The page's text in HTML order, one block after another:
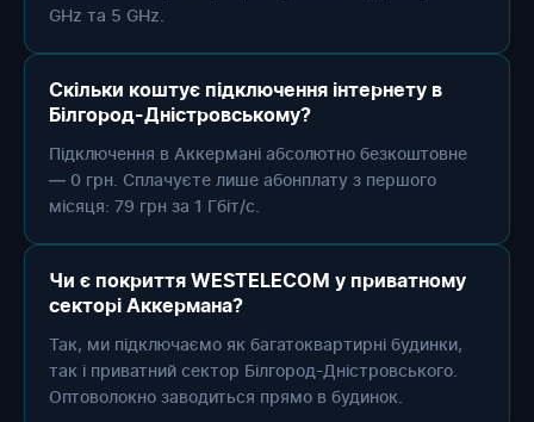
GHz та 5 GHz.
Скільки коштує підключення інтернету в
Білгород-Дністровському?
Підключення в Аккермані абсолютно безкоштовне
— 0 грн. Сплачуєте лише абонплату з першого
місяця: 79 грн за 1 Гбіт/с.
Чи є покриття WESTELECOM у приватному
секторі Аккермана?
Так, ми підключаємо як багатоквартирні будинки,
так і приватний сектор Білгород-Дністровського.
Оптоволокно заводиться прямо в будинок.